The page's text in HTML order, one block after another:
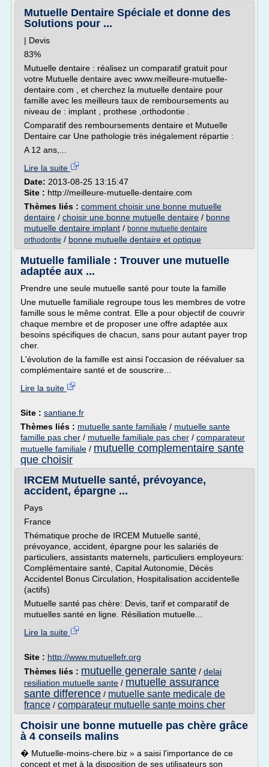
Mutuelle Dentaire Spéciale et donne des
Solutions pour ...
| Devis
83%
Mutuelle dentaire : réalisez un comparatif gratuit pour
votre Mutuelle dentaire avec www.meilleure-mutuelle-
dentaire.com , et cherchez la mutuelle dentaire pour
famille avec les meilleurs taux de remboursements au
niveau de : implant , prothese ,orthodontie .
Comparatif des remboursements dentaire et Mutuelle
Dentaire car Une pathologie très inégalement répartie :
A 12 ans,...
Lire la suite
Date: 2013-08-25 13:15:47
Site : http://meilleure-mutuelle-dentaire.com
Thèmes liés : comment choisir une bonne mutuelle
dentaire / choisir une bonne mutuelle dentaire / bonne
mutuelle dentaire implant / bonne mutuelle dentaire
orthodontie / bonne mutuelle dentaire et optique
Mutuelle familiale : Trouver une mutuelle
adaptée aux ...
Prendre une seule mutuelle santé pour toute la famille
Une mutuelle familiale regroupe tous les membres de votre
famille sous le même contrat. Elle a pour objectif de couvrir
chaque membre et de proposer une offre adaptée aux
besoins spécifiques de chacun, sans pour autant payer trop
cher.
L'évolution de la famille est ainsi l'occasion de réévaluer sa
complémentaire santé et de souscrire...
Lire la suite
Site : santiane.fr
Thèmes liés : mutuelle sante familiale / mutuelle sante
famille pas cher / mutuelle familiale pas cher / comparateur
mutuelle familiale / mutuelle complementaire sante
que choisir
IRCEM Mutuelle santé, prévoyance,
accident, épargne ...
Pays
France
Thématique proche de IRCEM Mutuelle santé,
prévoyance, accident, épargne pour les salariés de
particuliers, assistants maternels, particuliers employeurs:
Complémentaire santé, Capital Autonomie, Décès
Accidentel Bonus Circulation, Hospitalisation accidentelle
(actifs)
Mutuelle santé pas chère: Devis, tarif et comparatif de
mutuelles santé en ligne. Résiliation mutuelle...
Lire la suite
Site : http://www.mutuellefr.org
Thèmes liés : mutuelle generale sante / delai
resiliation mutuelle sante / mutuelle assurance
sante difference / mutuelle sante medicale de
france / comparateur mutuelle sante moins cher
Choisir une bonne mutuelle pas chère grâce
à 4 conseils malins
� Mutuelle-moins-chere.biz » a saisi l'importance de ce
concept et met à la disposition de ses utilisateurs son